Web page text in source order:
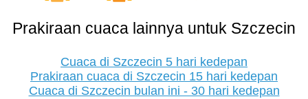
Prakiraan cuaca lainnya untuk Szczecin
Cuaca di Szczecin 5 hari kedepan
Prakiraan cuaca di Szczecin 15 hari kedepan
Cuaca di Szczecin bulan ini - 30 hari kedepan